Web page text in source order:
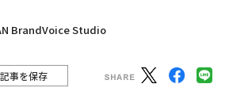
BrandVoice Studio
記事を保存